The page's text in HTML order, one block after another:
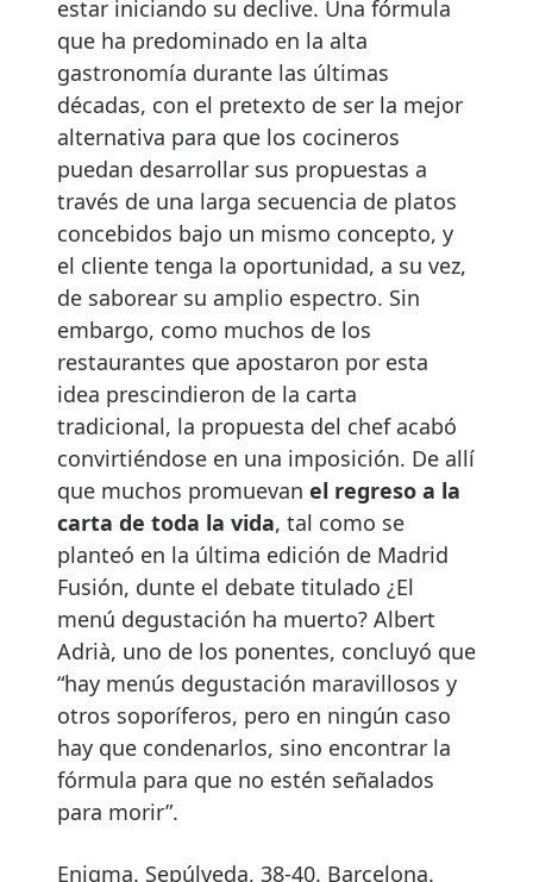
estar iniciando su declive. Una fórmula
que ha predominado en la alta
gastronomía durante las últimas
décadas, con el pretexto de ser la mejor
alternativa para que los cocineros
puedan desarrollar sus propuestas a
través de una larga secuencia de platos
concebidos bajo un mismo concepto, y
el cliente tenga la oportunidad, a su vez,
de saborear su amplio espectro. Sin
embargo, como muchos de los
restaurantes que apostaron por esta
idea prescindieron de la carta
tradicional, la propuesta del chef acabó
convirtiéndose en una imposición. De allí
que muchos promuevan el regreso a la
carta de toda la vida, tal como se
planteó en la última edición de Madrid
Fusión, dunte el debate titulado ¿El
menú degustación ha muerto? Albert
Adrià, uno de los ponentes, concluyó que
“hay menús degustación maravillosos y
otros soporíferos, pero en ningún caso
hay que condenarlos, sino encontrar la
fórmula para que no estén señalados
para morir”.
Enigma. Sepúlveda, 38-40. Barcelona.